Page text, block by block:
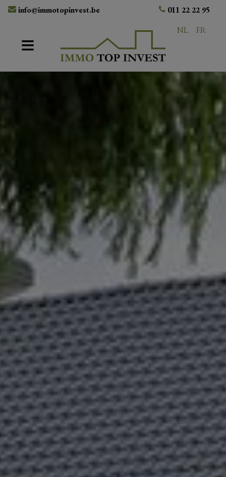
info@immotopinvest.be
011 22 22 95
NL
FR